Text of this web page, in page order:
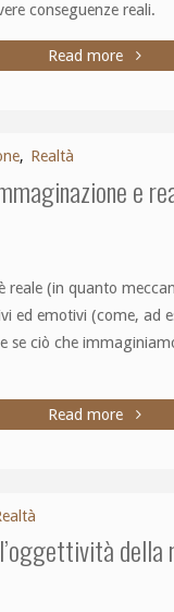
conseguenze reali.
Read more
, Realtà
e
reale (in quanto
ed emotivi (come, ad
se ciò che
Read more
della